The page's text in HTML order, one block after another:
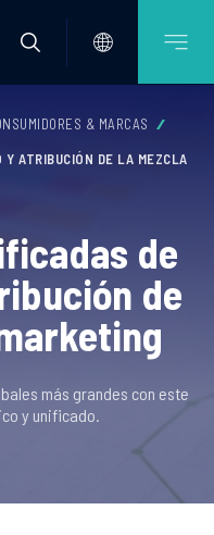
& MARCAS
Y ATRIBUCIÓN DE LA MEZCLA
de
de
más grandes con este
y unificado.